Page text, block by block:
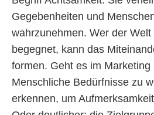
Gegebenheiten und
wahrzunehmen. Wer der
begegnet, kann das
formen. Geht es im
Menschliche Bedürfnisse zu
erkennen, um